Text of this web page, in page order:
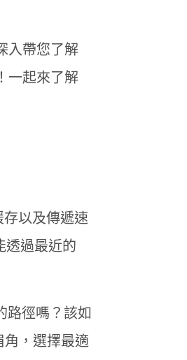
入帶您了解
一起來了解
以及傳遞速
透過最近的
路徑嗎？該如
，選擇最適